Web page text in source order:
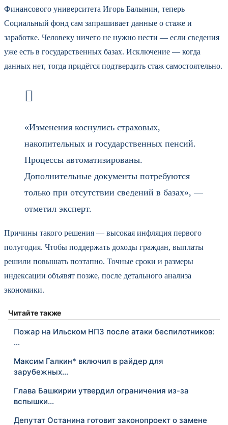
Финансового университета Игорь Балынин, теперь
Социальный фонд сам запрашивает данные о стаже и
заработке. Человеку ничего не нужно нести — если сведения
уже есть в государственных базах. Исключение — когда
данных нет, тогда придётся подтвердить стаж самостоятельно.
«Изменения коснулись страховых,
накопительных и государственных пенсий.
Процессы автоматизированы.
Дополнительные документы потребуются
только при отсутствии сведений в базах», —
отметил эксперт.
Причины такого решения — высокая инфляция первого
полугодия. Чтобы поддержать доходы граждан, выплаты
решили повышать поэтапно. Точные сроки и размеры
индексации объявят позже, после детального анализа
экономики.
Читайте также
Пожар на Ильском НПЗ после атаки беспилотников:
…
Максим Галкин* включил в райдер для
зарубежных…
Глава Башкирии утвердил ограничения из-за
вспышки…
Депутат Останина готовит законопроект о замене